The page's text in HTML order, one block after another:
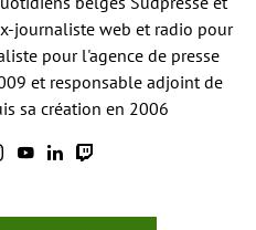
journaliste web et radio pour
pour l'agence de presse
et responsable adjoint de
sa création en 2006